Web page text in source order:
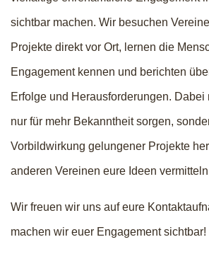
sichtbar machen. Wir besuchen
Projekte direkt vor Ort, lernen die
Engagement kennen und berichten
Erfolge und Herausforderungen. Dabei
nur für mehr Bekanntheit sorgen,
Vorbildwirkung gelungener Projekte
anderen Vereinen eure Ideen
Wir freuen wir uns auf eure
machen wir euer Engagement sichtbar!